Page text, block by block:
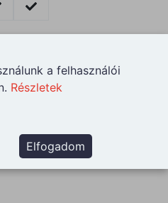
a felhasználói
Részletek
Elfogadom